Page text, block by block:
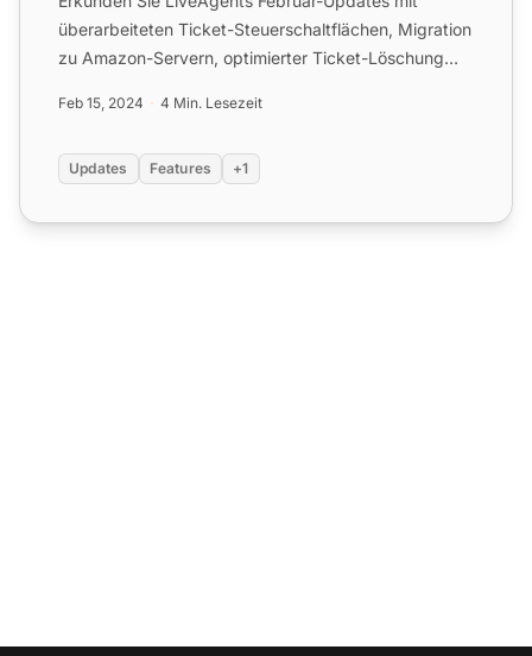
überarbeiteten Ticket-Steuerschaltflächen, Migration
zu Amazon-Servern, optimierter Ticket-Löschung
Feb 15, 2024 4 Min. Lesezeit
Updates Features +1